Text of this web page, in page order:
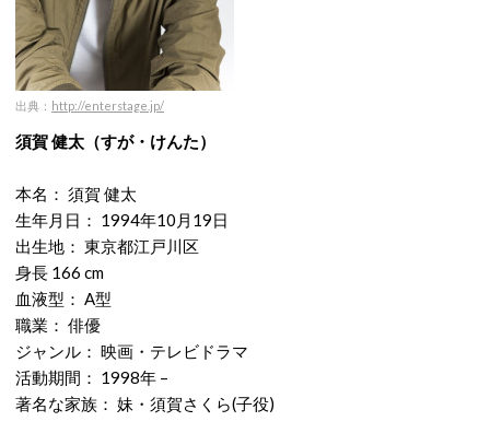
出典： http://enterstage.jp/
須賀 健太（すが・けんた）
本名： 須賀 健太
生年月日： 1994年10月19日
出生地： 東京都江戸川区
身長 166 cm
血液型： A型
職業： 俳優
ジャンル： 映画・テレビドラマ
活動期間： 1998年 –
著名な家族： 妹・須賀さくら(子役)